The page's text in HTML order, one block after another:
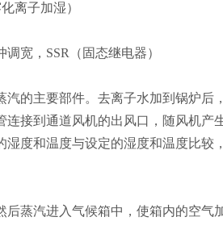
离子加湿）
宽，SSR（固态继电器）
汽的主要部件。去离子水加到锅炉后
连接到通道风机的出风口，随风机产
湿度和温度与设定的湿度和温度比较
蒸汽进入气候箱中，使箱内的空气